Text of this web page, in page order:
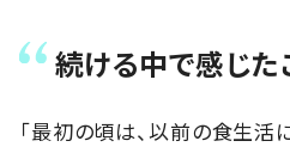
続ける中で感じた
「最初の頃は、以前の食生活